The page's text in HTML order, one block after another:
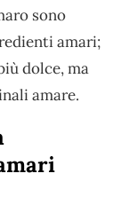
sono
amari;
dolce, ma
amare.